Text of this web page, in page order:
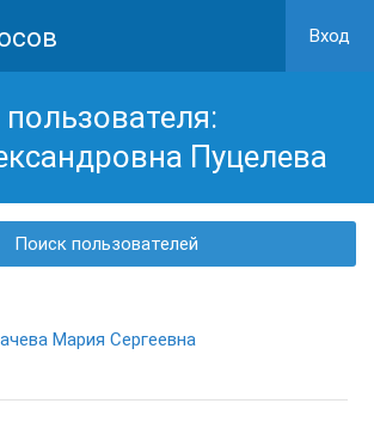
Вход
Пуцелева
Поиск пользователей
Мария Сергеевна